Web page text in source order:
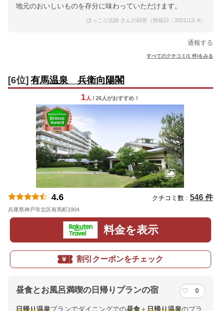
地元のおいしいものを存分に味わっていただけます。
ほっこり法師 さんの回答（投稿日：2021/12/ 4）
通報する
すべてのクチコミ(1 件)をみる
[6位] 有馬温泉 兵衛向陽閣
1 人 / 26人がおすすめ！
4.6 クチコミ数 : 546 件
兵庫県神戸市北区有馬町1904
料金を表示
割引クーポンをチェック
昼食とお風呂満喫の日帰りプランの宿 0
日帰り温泉プランでダイニングでの昼食＋日帰り温泉のプラ